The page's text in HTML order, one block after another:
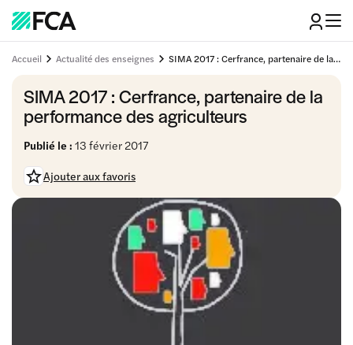
Accueil Actualité des enseignes SIMA 2017 : Cerfrance, partenaire de la performance des agriculteurs
SIMA 2017 : Cerfrance, partenaire de la
performance des agriculteurs
Publié le : 13 février 2017
Ajouter aux favoris